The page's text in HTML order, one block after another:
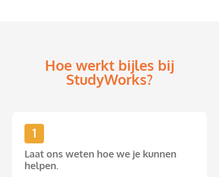
Hoe werkt bijles bij
StudyWorks?
1
Laat ons weten hoe we je kunnen
helpen.